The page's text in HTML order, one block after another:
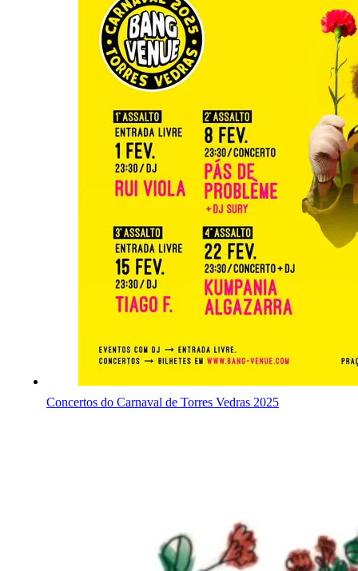
Concertos do Carnaval de Torres Vedras 2025